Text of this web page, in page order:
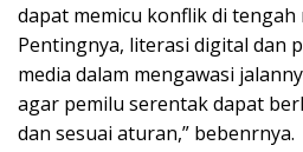
dapat memicu konflik di tengah
Pentingnya, literasi digital dan
media dalam mengawasi
agar pemilu serentak dapat
dan sesuai aturan,” bebenrnya.